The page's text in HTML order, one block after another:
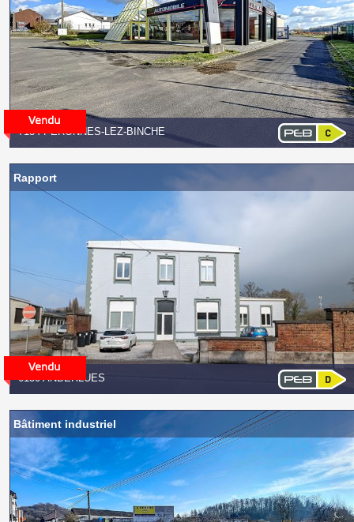
7134 PÉRONNES-LEZ-BINCHE
6150 ANDERLUES
Rapport
Bâtiment industriel